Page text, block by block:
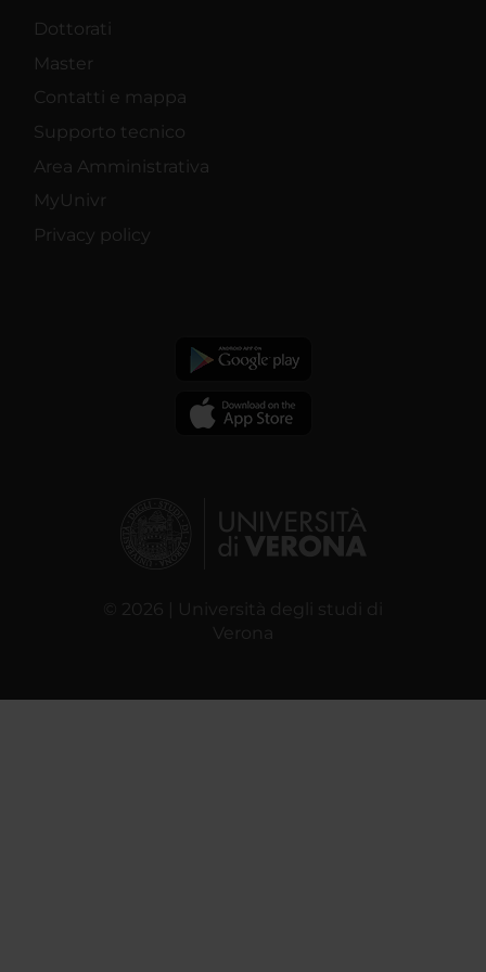
Dottorati
Master
Contatti e mappa
Supporto tecnico
Area Amministrativa
MyUnivr
Privacy policy
© 2026 | Università degli studi di
Verona